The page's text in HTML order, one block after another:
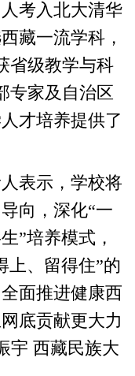
考入北大清华
藏一流学科，
省级教学与科
专家及自治区
才培养提供了
表示，学校将
向，深化“一
”培养模式，
上、留得住”的
面推进健康西
底贡献更大力
宇 西藏民族大